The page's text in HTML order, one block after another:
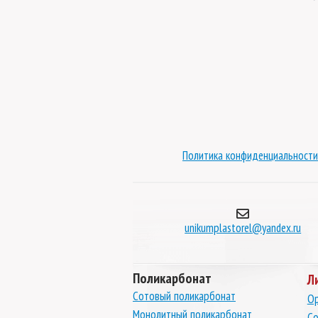
Политика конфиденциальности
unikumplastorel@yandex.ru
Поликарбонат
Сотовый поликарбонат
Монолитный поликарбонат